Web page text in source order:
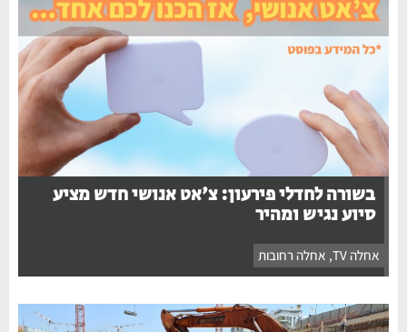
בשורה לחדלי פירעון: צ'אט אנושי חדש מציע
סיוע נגיש ומהיר
אחלה TV , אחלה רחובות